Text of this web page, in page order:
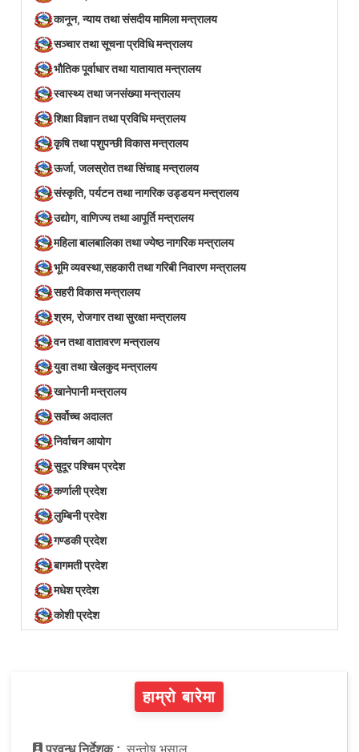
कानून, न्याय तथा संसदीय मामिला मन्त्रालय
सञ्‍चार तथा सूचना प्रविधि मन्त्रालय
भौतिक पूर्वाधार तथा यातायात मन्त्रालय
स्वास्थ्य तथा जनसंख्या मन्त्रालय
शिक्षा विज्ञान तथा प्रविधि मन्त्रालय
कृषि तथा पशुपन्छी विकास मन्त्रालय
ऊर्जा, जलस्रोत तथा सिंचाइ मन्त्रालय
संस्कृति, पर्यटन तथा नागरिक उड्डयन मन्त्रालय
उद्योग, वाणिज्य तथा आपूर्ति मन्त्रालय
महिला बालबालिका तथा ज्येष्ठ नागरिक मन्त्रालय
भूमि व्यवस्था,सहकारी तथा गरिबी निवारण मन्त्रालय
सहरी विकास मन्त्रालय
श्रम, रोजगार तथा सुरक्षा मन्त्रालय
वन तथा वातावरण मन्त्रालय
युवा तथा खेलकुद मन्त्रालय
खानेपानी मन्त्रालय
सर्वोच्च अदालत
निर्वाचन आयोग
सुदूर पश्चिम प्रदेश
कर्णाली प्रदेश
लुम्बिनी प्रदेश
गण्डकी प्रदेश
बागमती प्रदेश
मधेश प्रदेश
कोशी प्रदेश
हाम्रो बारेमा